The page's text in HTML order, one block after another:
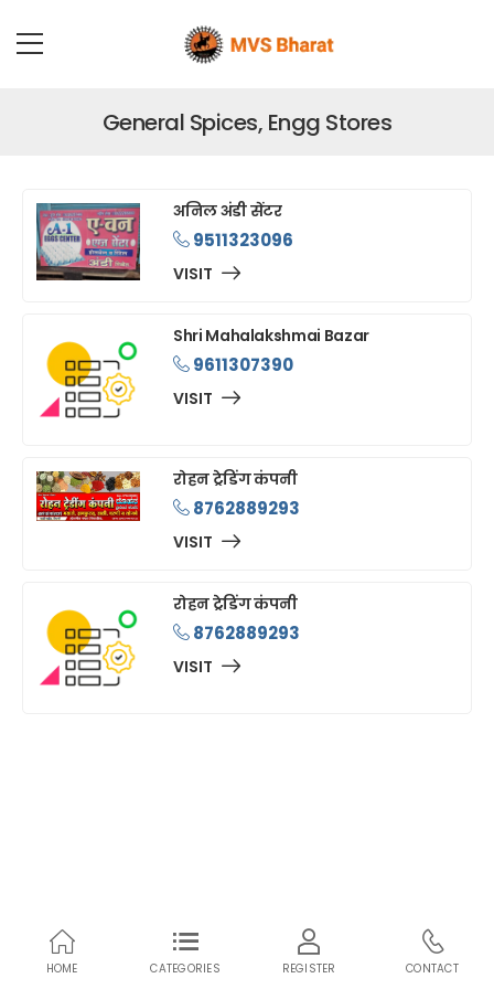
General Spices, Engg Stores
अनिल अंडी सेंटर
9511323096
VISIT
Shri Mahalakshmai Bazar
9611307390
VISIT
रोहन ट्रेडिंग कंपनी
8762889293
VISIT
रोहन ट्रेडिंग कंपनी
8762889293
VISIT
HOME CATEGORIES REGISTER CONTACT